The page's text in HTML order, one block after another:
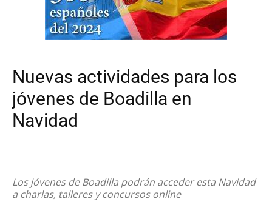
Nuevas actividades para los
jóvenes de Boadilla en
Navidad
Los jóvenes de Boadilla podrán acceder esta Navidad
a charlas, talleres y concursos online